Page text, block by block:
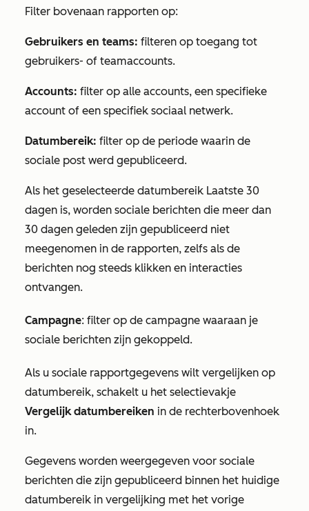
Filter bovenaan rapporten op:
Gebruikers en teams: filteren op toegang tot
gebruikers- of teamaccounts.
Accounts: filter op alle accounts, een specifieke
account of een specifiek sociaal netwerk.
Datumbereik: filter op de periode waarin de
sociale post werd gepubliceerd.
Als het geselecteerde datumbereik Laatste 30
dagen is, worden sociale berichten die meer dan
30 dagen geleden zijn gepubliceerd niet
meegenomen in de rapporten, zelfs als de
berichten nog steeds klikken en interacties
ontvangen.
Campagne: filter op de campagne waaraan je
sociale berichten zijn gekoppeld.
Als u sociale rapportgegevens wilt vergelijken op
datumbereik, schakelt u het selectievakje
Vergelijk datumbereiken in de rechterbovenhoek
in.
Gegevens worden weergegeven voor sociale
berichten die zijn gepubliceerd binnen het huidige
datumbereik in vergelijking met het vorige